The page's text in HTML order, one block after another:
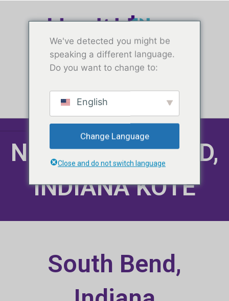
Tès gratis
NOU SOUTH BEND,
INDIANA KOTE
South Bend,
We've detected you might be
speaking a different language.
Do you want to change to:
English
Change Language
Close and do not switch language